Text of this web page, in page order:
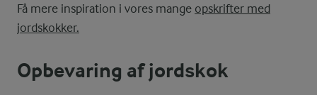
Få mere inspiration i vores mange opskrifter med
jordskokker.
Opbevaring af jordskok